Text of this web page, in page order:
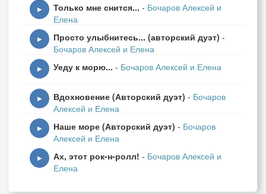
Припев:
В сказке таю, улетая,
Нас весна с тобой свела,
И волшебница земная,
Из любви венок сплела...
Нас весна с тобой свела,
И волшебница земная,
Из любви венок сплела...
Ах, наш вальс... блеск глаз сияния
Радость, нежность напоказ -
▶ Только мне снится... - Бочаров Алексей и
Елена
▶ Просто улыбнитесь... (авторский дуэт) -
Бочаров Алексей и Елена
▶ Уеду к морю... - Бочаров Алексей и Елена
▶ Вдохновение (Авторский дуэт) - Бочаров
Алексей и Елена
▶ Наше море (Авторский дуэт) - Бочаров
Алексей и Елена
▶ Ах, этот рок-н-ролл! - Бочаров Алексей и
Елена